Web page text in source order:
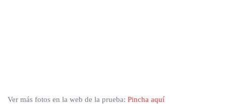
Ver más fotos en la web de la prueba: Pincha aquí